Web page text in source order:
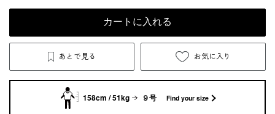
カートに入れる
あとで見る お気に入り
158cm / 51kg ９号 Find your size